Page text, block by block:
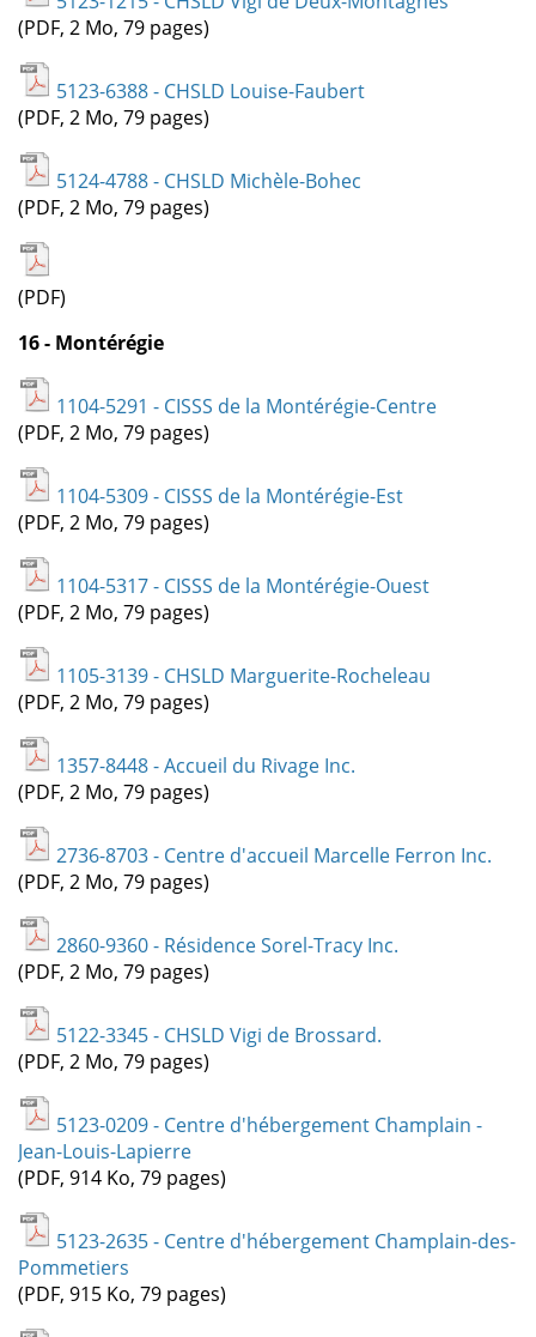
(PDF, 2 Mo, 79 pages)
5123-6388 - CHSLD Louise-Faubert
(PDF, 2 Mo, 79 pages)
5124-4788 - CHSLD Michèle-Bohec
(PDF, 2 Mo, 79 pages)
(PDF)
16 - Montérégie
1104-5291 - CISSS de la Montérégie-Centre
(PDF, 2 Mo, 79 pages)
1104-5309 - CISSS de la Montérégie-Est
(PDF, 2 Mo, 79 pages)
1104-5317 - CISSS de la Montérégie-Ouest
(PDF, 2 Mo, 79 pages)
1105-3139 - CHSLD Marguerite-Rocheleau
(PDF, 2 Mo, 79 pages)
1357-8448 - Accueil du Rivage Inc.
(PDF, 2 Mo, 79 pages)
2736-8703 - Centre d'accueil Marcelle Ferron Inc.
(PDF, 2 Mo, 79 pages)
2860-9360 - Résidence Sorel-Tracy Inc.
(PDF, 2 Mo, 79 pages)
5122-3345 - CHSLD Vigi de Brossard.
(PDF, 2 Mo, 79 pages)
5123-0209 - Centre d'hébergement Champlain -
Jean-Louis-Lapierre
(PDF, 914 Ko, 79 pages)
5123-2635 - Centre d'hébergement Champlain-des-
Pommetiers
(PDF, 915 Ko, 79 pages)